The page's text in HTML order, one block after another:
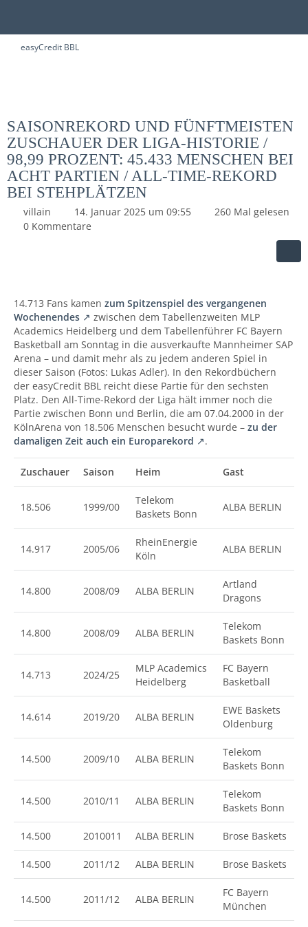
easyCredit BBL
SAISONREKORD UND FÜNFTMEISTEN
ZUSCHAUER DER LIGA-HISTORIE /
98,99 PROZENT: 45.433 MENSCHEN BEI
ACHT PARTIEN / ALL-TIME-REKORD
BEI STEHPLÄTZEN
villain 14. Januar 2025 um 09:55
260 Mal gelesen
0 Kommentare
14.713 Fans kamen zum Spitzenspiel des vergangenen
Wochenendes
zwischen dem Tabellenzweiten MLP
Academics Heidelberg und dem Tabellenführer FC Bayern
Basketball am Sonntag in die ausverkaufte Mannheimer SAP
Arena – und damit mehr als zu jedem anderen Spiel in
dieser Saison (Fotos: Lukas Adler). In den Rekordbüchern
der easyCredit BBL reicht diese Partie für den sechsten
Platz. Den All-Time-Rekord der Liga hält immer noch die
Partie zwischen Bonn und Berlin, die am 07.04.2000 in der
KölnArena von 18.506 Menschen besucht wurde – zu der
damaligen Zeit auch ein Europarekord
.
Zuschauer Saison Heim Gast
18.506 1999/00
Telekom
Baskets Bonn
ALBA BERLIN
14.917 2005/06
RheinEnergie
Köln
ALBA BERLIN
14.800 2008/09 ALBA BERLIN
Artland
Dragons
14.800 2008/09 ALBA BERLIN
Telekom
Baskets Bonn
14.713 2024/25
MLP Academics
Heidelberg
FC Bayern
Basketball
14.614 2019/20 ALBA BERLIN
EWE Baskets
Oldenburg
14.500 2009/10 ALBA BERLIN
Telekom
Baskets Bonn
14.500 2010/11 ALBA BERLIN
Telekom
Baskets Bonn
14.500 2010011 ALBA BERLIN Brose Baskets
14.500 2011/12 ALBA BERLIN Brose Baskets
14.500 2011/12 ALBA BERLIN
FC Bayern
München